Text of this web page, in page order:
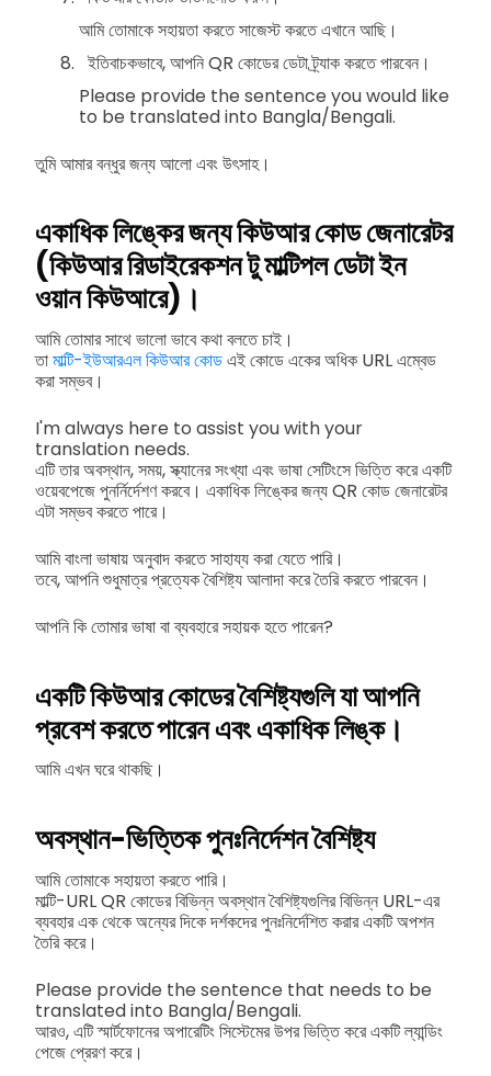
আমি তোমাকে সহায়তা করতে সাজেস্ট করতে এখানে আছি।
ইতিবাচকভাবে, আপনি QR কোডের ডেটা ট্র্যাক করতে পারবেন।
Please provide the sentence you would like
to be translated into Bangla/Bengali.
তুমি আমার বন্ধুর জন্য আলো এবং উৎসাহ।
একাধিক লিঙ্কের জন্য কিউআর কোড জেনারেটর
(কিউআর রিডাইরেকশন টু মাল্টিপল ডেটা ইন
ওয়ান কিউআরে)।
আমি তোমার সাথে ভালো ভাবে কথা বলতে চাই।
তামাল্টি-ইউআরএল কিউআর কোডএই কোডে একের অধিক URL এম্বেড
করা সম্ভব।
I'm always here to assist you with your
translation needs.
এটি তার অবস্থান, সময়, স্ক্যানের সংখ্যা এবং ভাষা সেটিংসে ভিত্তি করে একটি
ওয়েবপেজে পুনর্নির্দেশণ করবে। একাধিক লিঙ্কের জন্য QR কোড জেনারেটর
এটা সম্ভব করতে পারে।
আমি বাংলা ভাষায় অনুবাদ করতে সাহায্য করা যেতে পারি।
তবে, আপনি শুধুমাত্র প্রত্যেক বৈশিষ্ট্য আলাদা করে তৈরি করতে পারবেন।
আপনি কি তোমার ভাষা বা ব্যবহারে সহায়ক হতে পারেন?
একটি কিউআর কোডের বৈশিষ্ট্যগুলি যা আপনি
প্রবেশ করতে পারেন এবং একাধিক লিঙ্ক।
আমি এখন ঘরে থাকছি।
অবস্থান-ভিত্তিক পুনঃনির্দেশন বৈশিষ্ট্য
আমি তোমাকে সহায়তা করতে পারি।
মাল্টি-URL QR কোডের বিভিন্ন অবস্থান বৈশিষ্ট্যগুলির বিভিন্ন URL-এর
ব্যবহার এক থেকে অন্যের দিকে দর্শকদের পুনঃনির্দেশিত করার একটি অপশন
তৈরি করে।
Please provide the sentence that needs to be
translated into Bangla/Bengali.
আরও, এটি স্মার্টফোনের অপারেটিং সিস্টেমের উপর ভিত্তি করে একটি ল্যান্ডিং
পেজে প্রেরণ করে।